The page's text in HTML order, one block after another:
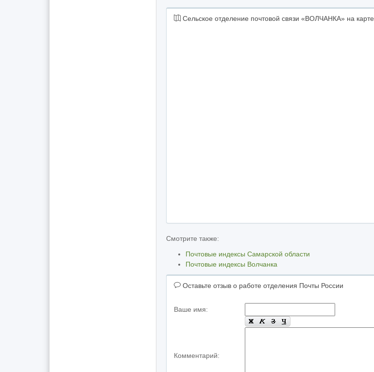
Сельское отделение почтовой связи «ВОЛЧАНКА» на карте
Смотрите также:
Почтовые индексы Самарской области
Почтовые индексы Волчанка
Оставьте отзыв о работе отделения Почты России
Ваше имя:
Комментарий: